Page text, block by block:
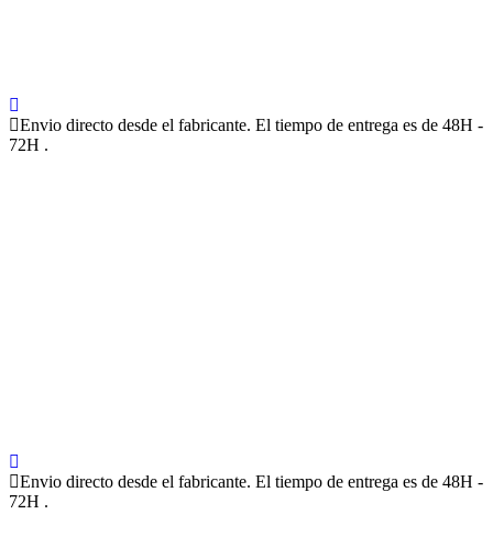
Envio directo desde el fabricante. El tiempo de entrega es de 48H -
72H .
Envio directo desde el fabricante. El tiempo de entrega es de 48H -
72H .